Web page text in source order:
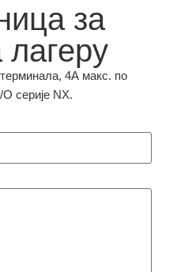
за
4А макс. по
серије NX.